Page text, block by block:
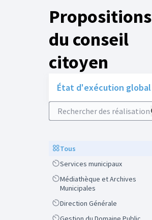
Propositions
du conseil
citoyen
État d'exécution global
Rechercher des réalisations
ScopeTous
ScopeServices municipaux
Scope
Médiathèque et Archives
Municipales
ScopeDirection Générale
Scope